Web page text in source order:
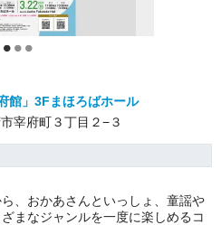
館」3Fまほろばホール
宰府町３丁目２−３
、おかあさんといっしょ、童謡や
まなジャンルを一度に楽しめるコ